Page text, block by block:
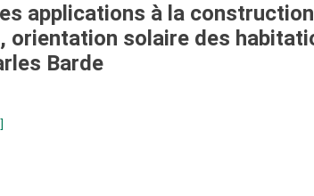
applications à la
orientation solaire des
Barde